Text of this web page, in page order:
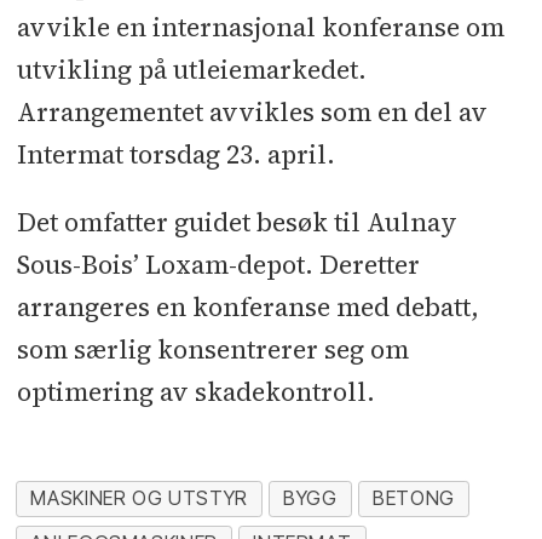
avvikle en internasjonal konferanse om
utvikling på utleiemarkedet.
Arrangementet avvikles som en del av
Intermat torsdag 23. april.
Det omfatter guidet besøk til Aulnay
Sous-Bois’ Loxam-depot. Deretter
arrangeres en konferanse med debatt,
som særlig konsentrerer seg om
optimering av skadekontroll.
MASKINER OG UTSTYR BYGG
BETONG